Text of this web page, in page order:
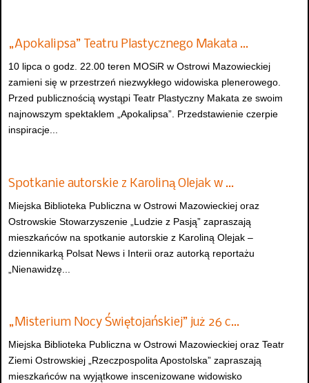
„Apokalipsa” Teatru Plastycznego Makata …
10 lipca o godz. 22.00 teren MOSiR w Ostrowi Mazowieckiej
zamieni się w przestrzeń niezwykłego widowiska plenerowego.
Przed publicznością wystąpi Teatr Plastyczny Makata ze swoim
najnowszym spektaklem „Apokalipsa”. Przedstawienie czerpie
inspiracje...
Spotkanie autorskie z Karoliną Olejak w …
Miejska Biblioteka Publiczna w Ostrowi Mazowieckiej oraz
Ostrowskie Stowarzyszenie „Ludzie z Pasją” zapraszają
mieszkańców na spotkanie autorskie z Karoliną Olejak –
dziennikarką Polsat News i Interii oraz autorką reportażu
„Nienawidzę...
„Misterium Nocy Świętojańskiej” już 26 c…
Miejska Biblioteka Publiczna w Ostrowi Mazowieckiej oraz Teatr
Ziemi Ostrowskiej „Rzeczpospolita Apostolska” zapraszają
mieszkańców na wyjątkowe inscenizowane widowisko